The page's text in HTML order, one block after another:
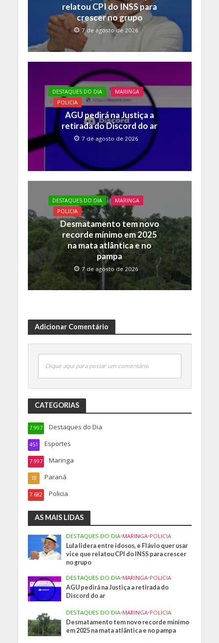
relatou CPI do INSS para
crescer no grupo
7 de agosto de 2026
DESTAQUES DO DIA
MARINGA
POLICIA
AGU pedirá na Justiça a
retirada do Discord do ar
7 de agosto de 2026
DESTAQUES DO DIA
MARINGA
POLICIA
Desmatamento tem novo
recorde mínimo em 2025
na mata atlântica e no
pampa
7 de agosto de 2026
Adicionar Comentário
Clique aqui para postar um comentário
CATEGORIAS
Destaques do Dia
7.997
Esportes
451
Maringa
7.997
Paraná
18
Policia
7.682
AS MAIS LIDAS
DESTAQUES DO DIA•MARINGA•POLICIA
Lula lidera entre idosos, e Flávio quer usar
vice que relatou CPI do INSS para crescer
no grupo
DESTAQUES DO DIA•MARINGA•POLICIA
AGU pedirá na Justiça a retirada do
Discord do ar
DESTAQUES DO DIA•MARINGA•POLICIA
Desmatamento tem novo recorde mínimo
em 2025 na mata atlântica e no pampa